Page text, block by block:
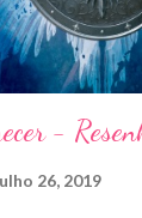
-
26, 2019